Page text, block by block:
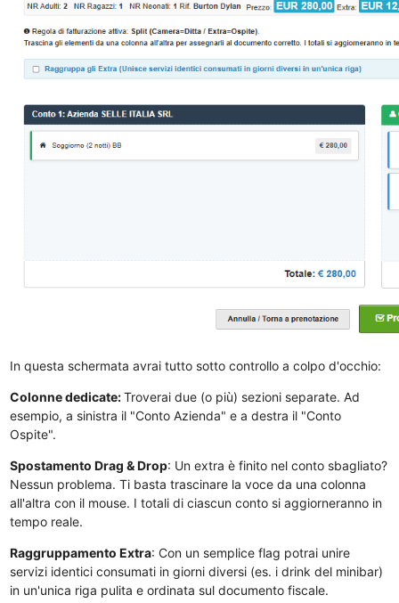
In questa schermata avrai tutto sotto controllo a colpo d'occhio:
Colonne dedicate:Troverai due (o più) sezioni separate. Ad
esempio, a sinistra il "Conto Azienda" e a destra il "Conto
Ospite".
Spostamento Drag & Drop: Un extra è finito nel conto sbagliato?
Nessun problema. Ti basta trascinare la voce da una colonna
all'altra con il mouse. I totali di ciascun conto si aggiorneranno in
tempo reale.
Raggruppamento Extra: Con un semplice flag potrai unire
servizi identici consumati in giorni diversi (es. i drink del minibar)
in un'unica riga pulita e ordinata sul documento fiscale.